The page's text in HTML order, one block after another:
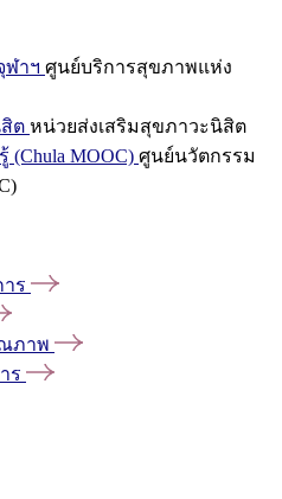
ฬาฯ ศูนย์บริการสุขภาพแห่ง
ต หน่วยส่งเสริมสุขภาวะนิสิต
MOOC) ศูนย์นวัตกรรม
ร
ภาพ
ร